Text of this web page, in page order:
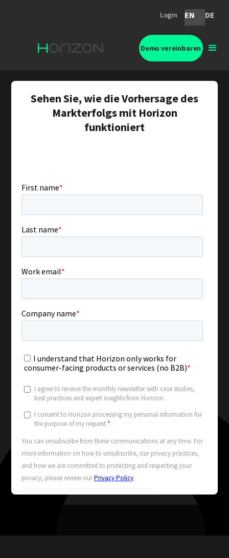
Login EN DE
Demo vereinbaren
Sehen Sie, wie die Vorhersage des
Markterfolgs mit Horizon
funktioniert